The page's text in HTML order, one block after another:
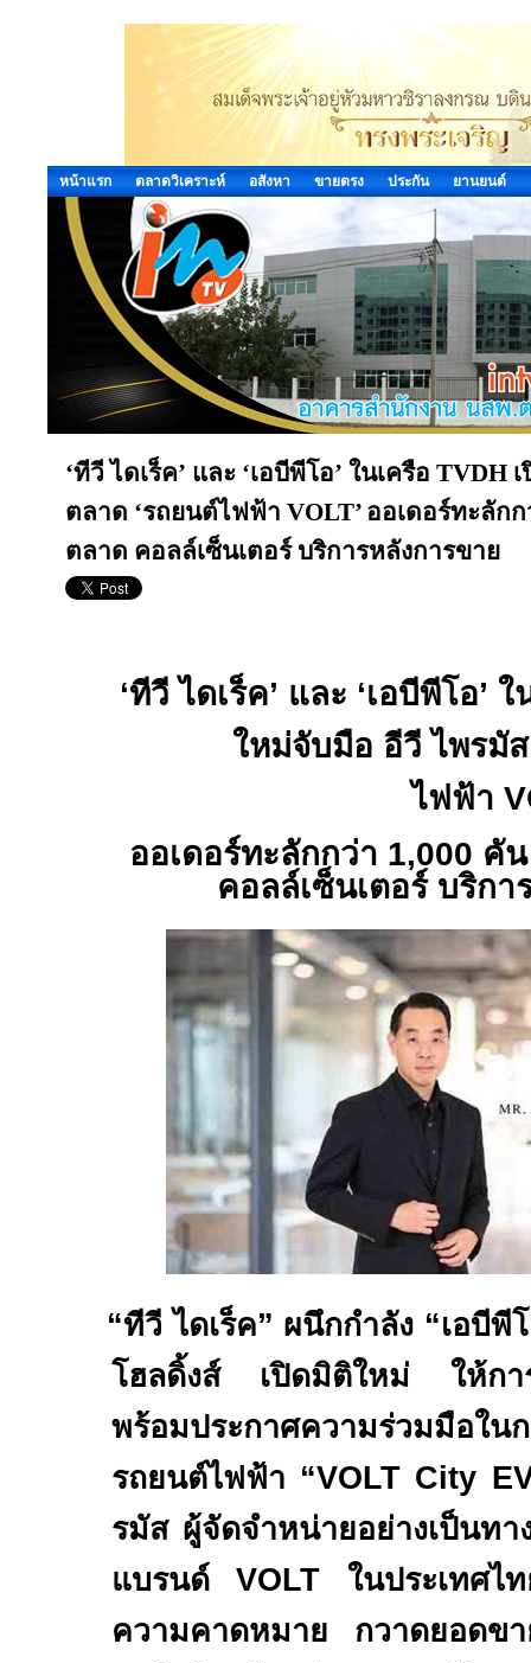
หน้าแรก ตลาดวิเคราะห์ อสังหา ขายตรง ประกัน ยานยนต์
‘ทีวี ไดเร็ค’ และ ‘เอบีพีโอ’ ในเครือ
ตลาด ‘รถยนต์ไฟฟ้า VOLT’ ออเดอร์ทะลัก
ตลาด คอลล์เซ็นเตอร์ บริการหลังการขาย
‘ทีวี ไดเร็ค’ และ ‘เอบีพีโอ’ ใ
ใหม่จับมือ อีวี ไพรมั
ไฟฟ้า
ออเดอร์ทะลักกว่า 1,000 คั
คอลล์เซ็นเตอร์ บริกา
“ทีวี ไดเร็ค” ผนึกกำลัง “เอบี
โฮลดิ้งส์ เปิดมิติใหม่ ให้การ
พร้อมประกาศความร่วมมือใน
รถยนต์ไฟฟ้า “VOLT City
รมัส ผู้จัดจำหน่ายอย่างเป็นทา
แบรนด์VOLT ในประเทศ
ความคาดหมาย กวาดยอดข